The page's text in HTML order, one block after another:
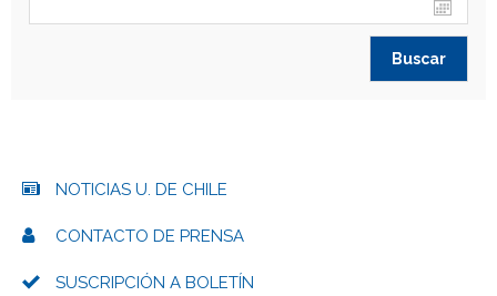
NOTICIAS U. DE CHILE
CONTACTO DE PRENSA
SUSCRIPCIÓN A BOLETÍN